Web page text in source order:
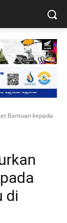
Bantuan kepada
di